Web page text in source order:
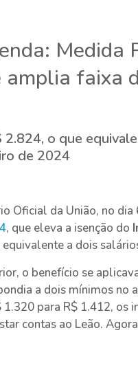
amplia faixa
2.824, o que
de 2024
Oficial da União, no
, que eleva a isenção do
a dois
o benefício se
a dois mínimos no
para R$ 1.412, os
contas ao Leão.